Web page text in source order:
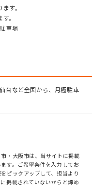
す。
。
車場
台など全国から、月極駐車
・大阪市は、当サイトに掲載
す。ご希望条件を入力してお
ピックアップして、担当より
掲載されていないからと諦め